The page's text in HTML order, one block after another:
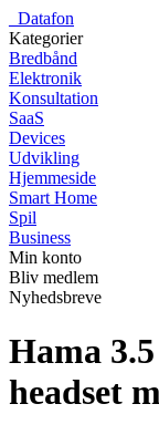
Datafon
Kategorier
Bredbånd
Elektronik
Konsultation
SaaS
Devices
Udvikling
Hjemmeside
Smart Home
Spil
Business
Min konto
Bliv medlem
Nyhedsbreve
Hama
headset